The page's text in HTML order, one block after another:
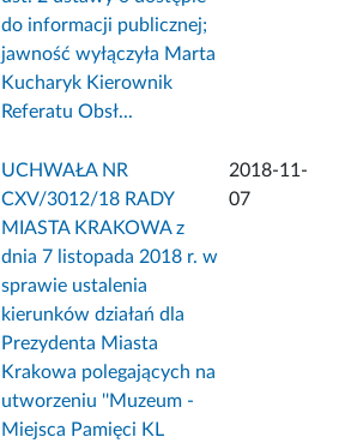
do informacji publicznej;
jawność wyłączyła Marta
Kucharyk Kierownik
Referatu Obsł...
UCHWAŁA NR
CXV/3012/18 RADY
MIASTA KRAKOWA z
dnia 7 listopada 2018 r. w
sprawie ustalenia
kierunków działań dla
Prezydenta Miasta
Krakowa polegających na
utworzeniu ''Muzeum -
Miejsca Pamięci KL
2018-11-
07